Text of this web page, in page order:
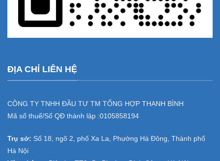
ĐỊA CHỈ LIÊN HỆ
CÔNG TY TNHH ĐẦU TƯ TM TỔNG HỢP THANH BÌNH
Mã số thuế/Số QĐ thành lập :0105858194
Trụ sở: Số 18, ngõ 2, phố Xa La, Phường Hà Đông, Thành phố
Hà Nội